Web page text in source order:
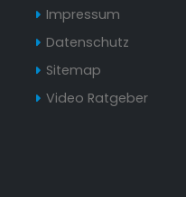
Impressum
Datenschutz
Sitemap
Video Ratgeber